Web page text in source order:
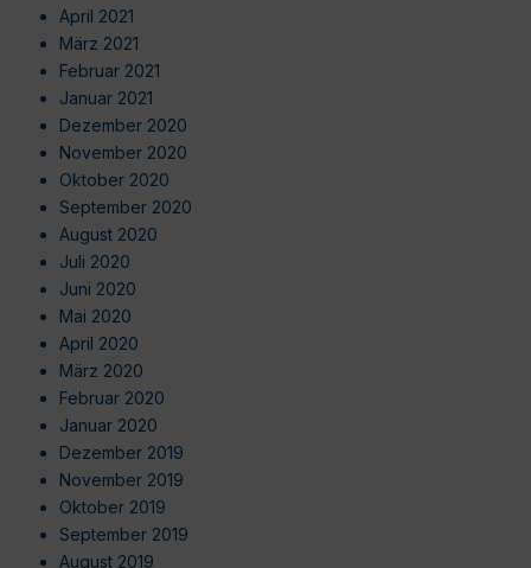
April 2021
März 2021
Februar 2021
Januar 2021
Dezember 2020
November 2020
Oktober 2020
September 2020
August 2020
Juli 2020
Juni 2020
Mai 2020
April 2020
März 2020
Februar 2020
Januar 2020
Dezember 2019
November 2019
Oktober 2019
September 2019
August 2019